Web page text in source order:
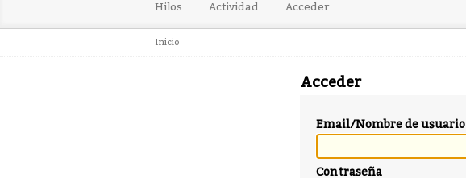
Hilos Actividad Acceder
Inicio
Acceder
Email/Nombre de usuario
Contraseña